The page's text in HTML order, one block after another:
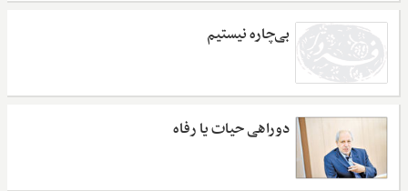
بی‌چاره نیستیم
دوراهی حیات یا رفاه